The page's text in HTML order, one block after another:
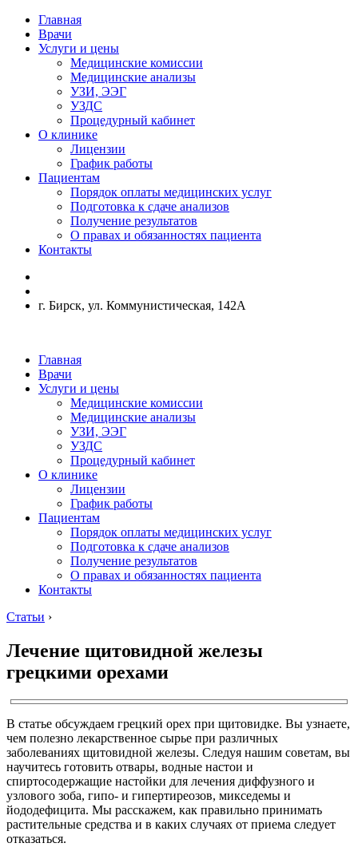
Главная
Врачи
Услуги и цены
Медицинские комиссии
Медицинские анализы
УЗИ, ЭЭГ
УЗДС
Процедурный кабинет
О клинике
Лицензии
График работы
Пациентам
Порядок оплаты медицинских услуг
Подготовка к сдаче анализов
Получение результатов
О правах и обязанностях пациента
Контакты
г. Бирск, ул. Коммунистическая, 142А
Главная
Врачи
Услуги и цены
Медицинские комиссии
Медицинские анализы
УЗИ, ЭЭГ
УЗДС
Процедурный кабинет
О клинике
Лицензии
График работы
Пациентам
Порядок оплаты медицинских услуг
Подготовка к сдаче анализов
Получение результатов
О правах и обязанностях пациента
Контакты
Статьи ›
Лечение щитовидной железы
грецкими орехами
В статье обсуждаем грецкий орех при щитовидке. Вы узнаете,
чем полезно лекарственное сырье при различных
заболеваниях щитовидной железы. Следуя нашим советам, вы
научитесь готовить отвары, водные настои и
спиртосодержащие настойки для лечения диффузного и
узлового зоба, гипо- и гипертиреозов, микседемы и
йододефицита. Мы расскажем, как правильно принимать
растительные средства и в каких случаях от приема следует
отказаться.